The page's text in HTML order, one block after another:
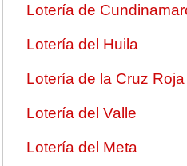
Lotería de
Lotería del Huila
Lotería de la Cruz Roja
Lotería del Valle
Lotería del Meta